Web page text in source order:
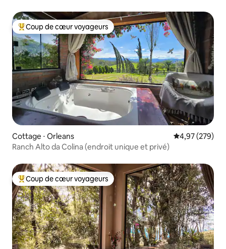
Coups de cœur voyageurs les plus appréciés
Coup de cœur voyageurs
Cottage ⋅ Orleans Évaluation
4,97 (279)
Ranch Alto da Colina (endroit unique et privé)
Coups de cœur voyageurs les plus appréciés
Coup de cœur voyageurs